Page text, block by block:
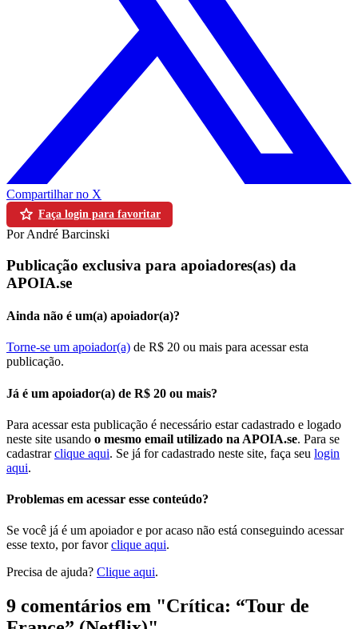
Compartilhar no X
Faça login para favoritar
Por André Barcinski
Publicação exclusiva para apoiadores(as) da
APOIA.se
Ainda não é um(a) apoiador(a)?
Torne-se um apoiador(a) de R$ 20 ou mais para acessar esta
publicação.
Já é um apoiador(a) de R$ 20 ou mais?
Para acessar esta publicação é necessário estar cadastrado e logado
neste site usando o mesmo email utilizado na APOIA.se. Para se
cadastrarclique aqui. Se já for cadastrado neste site, faça seu login
aqui.
Problemas em acessar esse conteúdo?
Se você já é um apoiador e por acaso não está conseguindo acessar
esse texto, por favorclique aqui.
Precisa de ajuda? Clique aqui.
9 comentários em "Crítica: “Tour de